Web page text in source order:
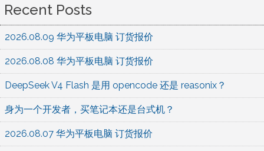
Recent Posts
2026.08.09 华为平板电脑 订货报价
2026.08.08 华为平板电脑 订货报价
DeepSeek V4 Flash 是用 opencode 还是 reasonix？
身为一个开发者，买笔记本还是台式机？
2026.08.07 华为平板电脑 订货报价